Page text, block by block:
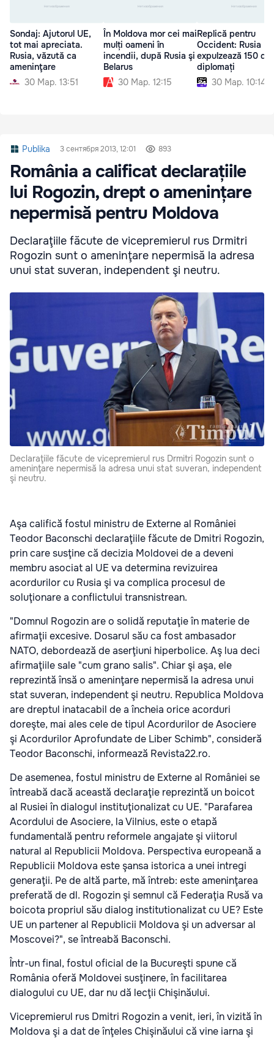
Sondaj: Ajutorul UE,
tot mai apreciata.
Rusia, văzută ca
ameninţare
30 Мар. 13:51
În Moldova mor cei mai
mulți oameni în
incendii, după Rusia şi
Belarus
30 Мар. 12:15
Replică pentru
Occident: Rusia
expulzează 150 de
diplomați
30 Мар. 10:14
Publika 3 сентября 2013, 12:01 893
România a calificat declarațiile
lui Rogozin, drept o amenințare
nepermisă pentru Moldova
Declaraţiile făcute de vicepremierul rus Drmitri
Rogozin sunt o ameninţare nepermisă la adresa
unui stat suveran, independent şi neutru.
Declaraţiile făcute de vicepremierul rus Drmitri Rogozin sunt o
ameninţare nepermisă la adresa unui stat suveran, independent
şi neutru.
Aşa califică fostul ministru de Externe al României
Teodor Baconschi declaraţiile făcute de Dmitri Rogozin,
prin care susţine că decizia Moldovei de a deveni
membru asociat al UE va determina revizuirea
acordurilor cu Rusia şi va complica procesul de
soluţionare a conflictului transnistrean.
"Domnul Rogozin are o solidă reputaţie în materie de
afirmaţii excesive. Dosarul său ca fost ambasador
NATO, debordează de aserţiuni hiperbolice. Aş lua deci
afirmaţiile sale "cum grano salis". Chiar şi aşa, ele
reprezintă însă o ameninţare nepermisă la adresa unui
stat suveran, independent şi neutru. Republica Moldova
are dreptul inatacabil de a încheia orice acorduri
doreşte, mai ales cele de tipul Acordurilor de Asociere
şi Acordurilor Aprofundate de Liber Schimb", consideră
Teodor Baconschi, informează Revista22.ro.
De asemenea, fostul ministru de Externe al României se
întreabă dacă această declaraţie reprezintă un boicot
al Rusiei în dialogul instituţionalizat cu UE. "Parafarea
Acordului de Asociere, la Vilnius, este o etapă
fundamentală pentru reformele angajate şi viitorul
natural al Republicii Moldova. Perspectiva europeană a
Republicii Moldova este şansa istorica a unei intregi
generaţii. Pe de altă parte, mă întreb: este ameninţarea
preferată de dl. Rogozin şi semnul că Federaţia Rusă va
boicota propriul său dialog institutionalizat cu UE? Este
UE un partener al Republicii Moldova şi un adversar al
Moscovei?", se întreabă Baconschi.
Într-un final, fostul oficial de la Bucureşti spune că
România oferă Moldovei susţinere, în facilitarea
dialogului cu UE, dar nu dă lecţii Chişinăului.
Vicepremierul rus Dmitri Rogozin a venit, ieri, în vizită în
Moldova şi a dat de înţeles Chişinăului că vine iarna şi